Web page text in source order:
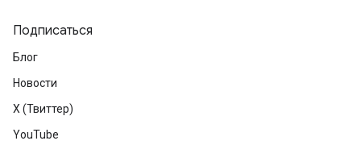
Подписаться
Блог
Новости
X (Твиттер)
YouTube